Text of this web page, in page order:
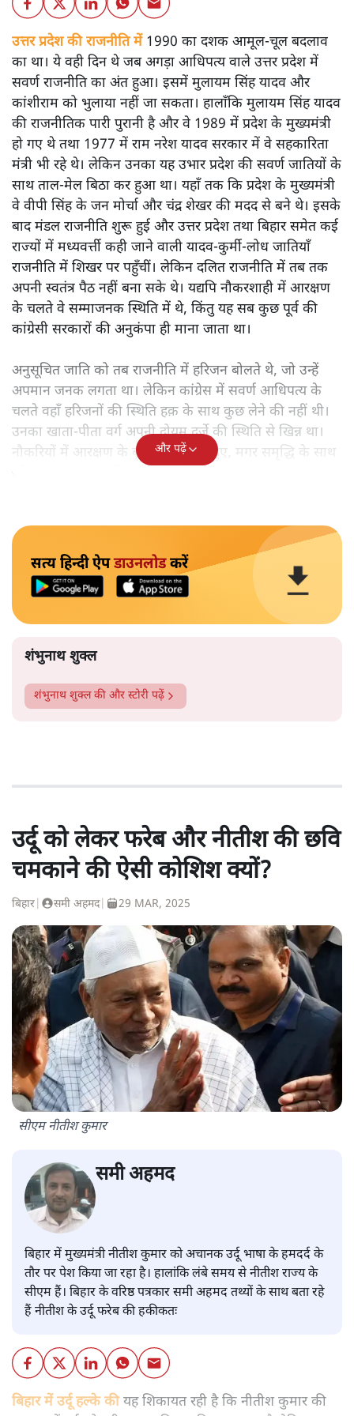
उत्तर प्रदेश की राजनीति में1990 का दशक आमूल-चूल बदलाव
का था। ये वही दिन थे जब अगड़ा आधिपत्य वाले उत्तर प्रदेश में
सवर्ण राजनीति का अंत हुआ। इसमें मुलायम सिंह यादव और
कांशीराम को भुलाया नहीं जा सकता। हालाँकि मुलायम सिंह यादव
की राजनीतिक पारी पुरानी है और वे 1989 में प्रदेश के मुख्यमंत्री
हो गए थे तथा 1977 में राम नरेश यादव सरकार में वे सहकारिता
मंत्री भी रहे थे। लेकिन उनका यह उभार प्रदेश की सवर्ण जातियों के
साथ ताल-मेल बिठा कर हुआ था। यहाँ तक कि प्रदेश के मुख्यमंत्री
वे वीपी सिंह के जन मोर्चा और चंद्र शेखर की मदद से बने थे। इसके
बाद मंडल राजनीति शुरू हुई और उत्तर प्रदेश तथा बिहार समेत कई
राज्यों में मध्यवर्त्ती कही जाने वाली यादव-कुर्मी-लोध जातियाँ
राजनीति में शिखर पर पहुँचीं। लेकिन दलित राजनीति में तब तक
अपनी स्वतंत्र पैठ नहीं बना सके थे। यद्यपि नौकरशाही में आरक्षण
के चलते वे सम्माजनक स्थिति में थे, किंतु यह सब कुछ पूर्व की
कांग्रेसी सरकारों की अनुकंपा ही माना जाता था।
अनुसूचित जाति को तब राजनीति में हरिजन बोलते थे, जो उन्हें
अपमान जनक लगता था। लेकिन कांग्रेस में सवर्ण आधिपत्य के
चलते वहाँ हरिजनों की स्थिति हक़ के साथ कुछ लेने की नहीं थी।
उनका खाता-पीता वर्ग अपनी दोयम दर्जे की स्थिति से खिन्न था।
नौकरियों में आरक्षण के बूते वे समृद्ध तो हुए, मगर समृद्धि के साथ
जो आत्म-सम्मान चाहिए था, वह नहीं मिल रहा था।
और पढ़ें
सत्य हिन्दी ऐपडाउनलोडकरें
शंभुनाथ शुक्ल
शंभुनाथ शुक्लकी और स्टोरी पढ़ें
उर्दू को लेकर फरेब और नीतीश की छवि
चमकाने की ऐसी कोशिश क्यों?
बिहार समी अहमद| 29 MAR, 2025
सीएम नीतीश कुमार
समी अहमद
बिहार में मुख्यमंत्री नीतीश कुमार को अचानक उर्दू भाषा के हमदर्द के
तौर पर पेश किया जा रहा है। हालांकि लंबे समय से नीतीश राज्य के
सीएम हैं। बिहार के वरिष्ठ पत्रकार समी अहमद तथ्यों के साथ बता रहे
हैं नीतीश के उर्दू फरेब की हकीकतः
बिहार में उर्दू हल्के कीयह शिकायत रही है कि नीतीश कुमार की